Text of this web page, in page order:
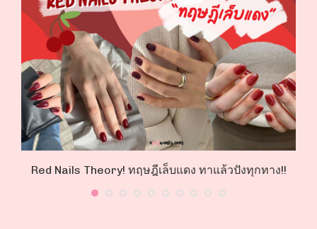
Red Nails Theory! ทฤษฎีเล็บแดง ทาแล้วปังทุกทาง!!